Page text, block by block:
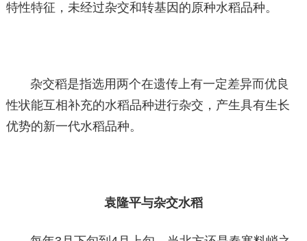
特性特征，未经过杂交和转基因的原种水稻品种。
杂交稻是指选用两个在遗传上有一定差异而优良
性状能互相补充的水稻品种进行杂交，产生具有生长
优势的新一代水稻品种。
袁隆平与杂交水稻